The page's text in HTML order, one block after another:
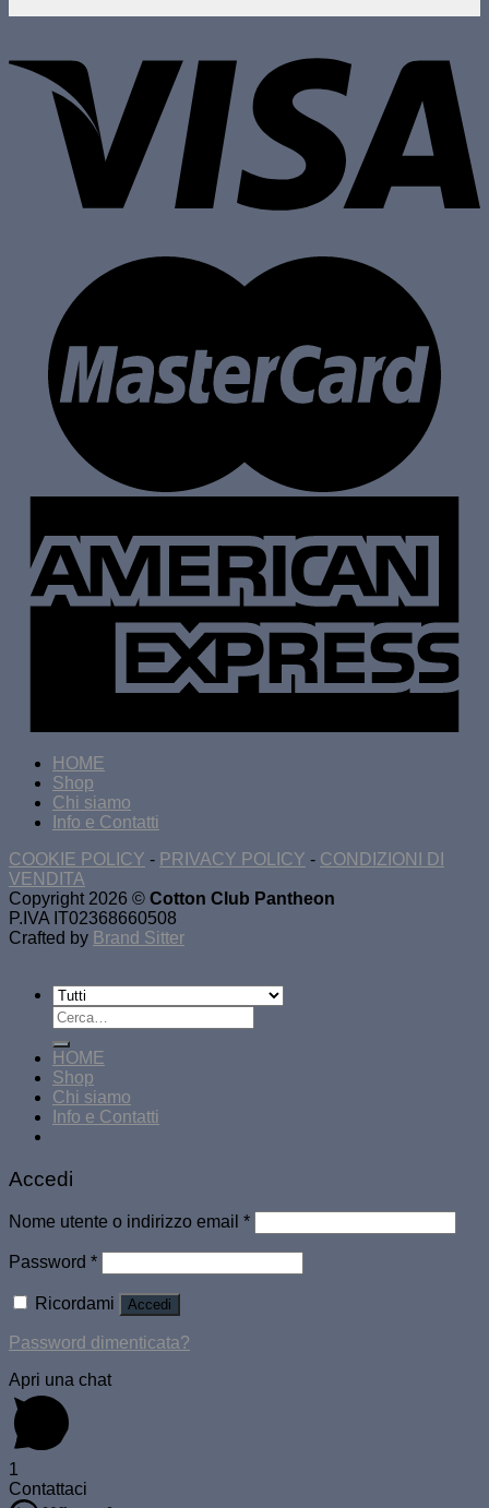
HOME
Shop
Chi siamo
Info e Contatti
COOKIE POLICY - PRIVACY POLICY - CONDIZIONI DI
VENDITA
Copyright 2026 © Cotton Club Pantheon
P.IVA IT02368660508
Crafted by Brand Sitter
Cerca:
HOME
Shop
Chi siamo
Info e Contatti
Accedi
Nome utente o indirizzo email *
Password *
Ricordami Accedi
Password dimenticata?
Apri una chat
1
Contattaci